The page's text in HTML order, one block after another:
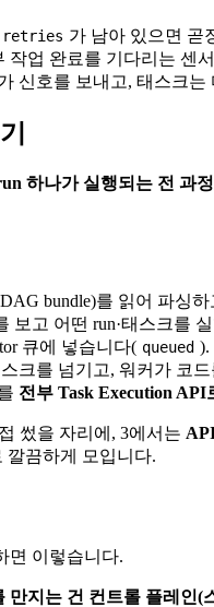
retries 가 남아 있으면 곧
작업 완료를 기다리는
신호를 보내고, 태스크는
하나가 실행되는 전 과정
bundle)를 읽어 파싱
보고 어떤 run·태스크를
큐에 넣습니다( queued ).
크를 넘기고, 워커가 코
전부 Task Execution API
썼을 자리에, 3에서는
깔끔하게 모입니다.
면 이렇습니다.
지는 건 컨트롤 플레인(